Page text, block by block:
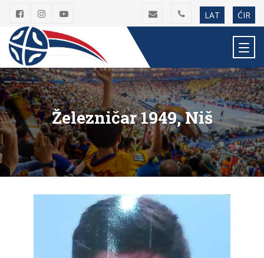
LAT ĆIR
Železničar 1949, Niš